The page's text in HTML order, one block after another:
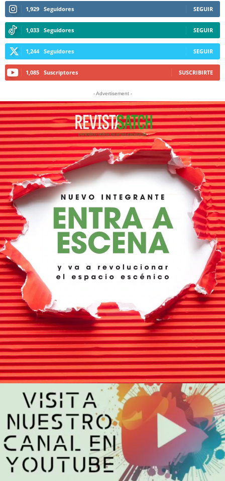
1,929 Seguidores SEGUIR
1,033 Seguidores SEGUIR
1,244 Seguidores SEGUIR
1,085 Suscriptores SUSCRIBIRTE
- Advertisement -